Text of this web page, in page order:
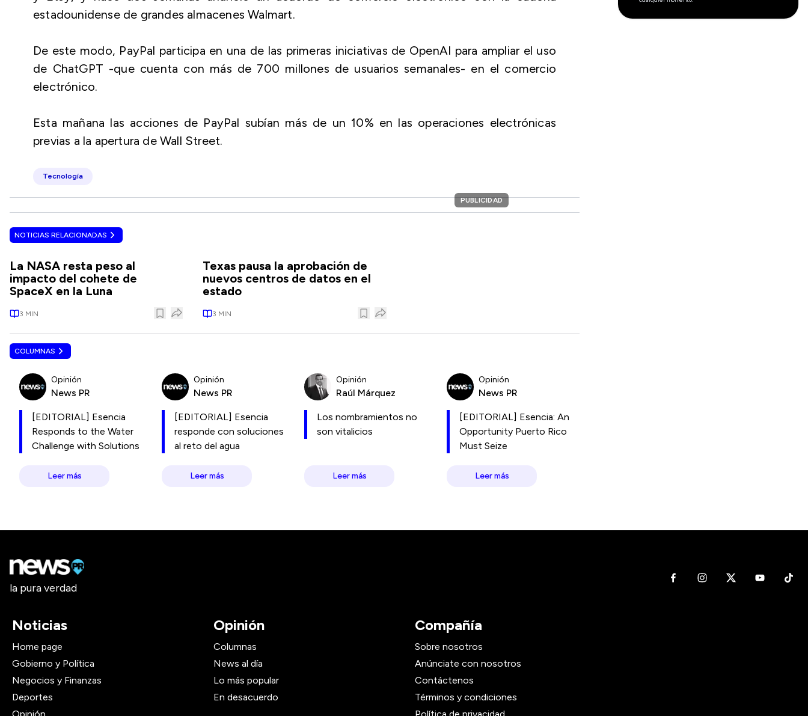
estadounidense de grandes almacenes Walmart.
De este modo, PayPal participa en una de las primeras iniciativas de OpenAI para ampliar el uso
de ChatGPT -que cuenta con más de 700 millones de usuarios semanales- en el comercio
electrónico.
Esta mañana las acciones de PayPal subían más de un 10% en las operaciones electrónicas
previas a la apertura de Wall Street.
Tecnología
PUBLICIDAD
NOTICIAS RELACIONADAS
La NASA resta peso al
impacto del cohete de
SpaceX en la Luna
3 MIN
Texas pausa la aprobación de
nuevos centros de datos en el
estado
3 MIN
COLUMNAS
Opinión
News PR
[EDITORIAL] Esencia
Responds to the Water
Challenge with Solutions
Leer más
Opinión
News PR
[EDITORIAL] Esencia
responde con soluciones
al reto del agua
Leer más
Opinión
Raúl Márquez
Los nombramientos no
son vitalicios
Leer más
Opinión
News PR
[EDITORIAL] Esencia: An
Opportunity Puerto Rico
Must Seize
Leer más
la pura verdad
Noticias
Home page
Gobierno y Política
Negocios y Finanzas
Deportes
Opinión
Opinión
Columnas
News al día
Lo más popular
En desacuerdo
Compañía
Sobre nosotros
Anúnciate con nosotros
Contáctenos
Términos y condiciones
Política de privacidad